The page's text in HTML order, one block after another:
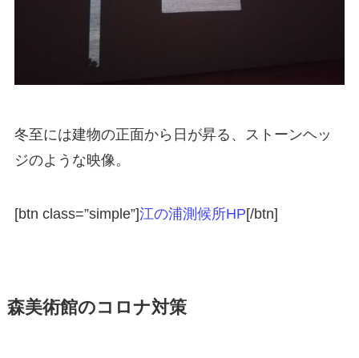
冬至には建物の正面から日が昇る、ストーンヘッ
ジのような映像。
[btn class=”simple”]江の浦測候所HP[/btn]
森美術館のコロナ対策